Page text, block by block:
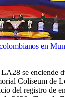
en
se enciende
Coliseum de
del registro de